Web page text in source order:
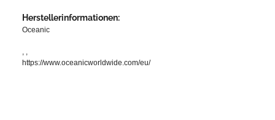
Herstellerinformationen:
Oceanic
, ,
https://www.oceanicworldwide.com/eu/